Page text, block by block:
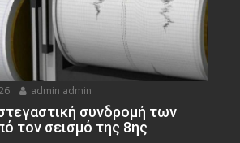
admin admin
συνδρομή των
τον σεισμό της 8ης